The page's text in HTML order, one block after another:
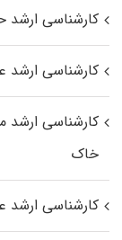
کارشناسی
کارشناسی ارشد
کارشناسی ارشد
خاک
کارشناسی ارشد